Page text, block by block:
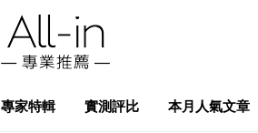
專家特輯 實測評比 本月人氣文章